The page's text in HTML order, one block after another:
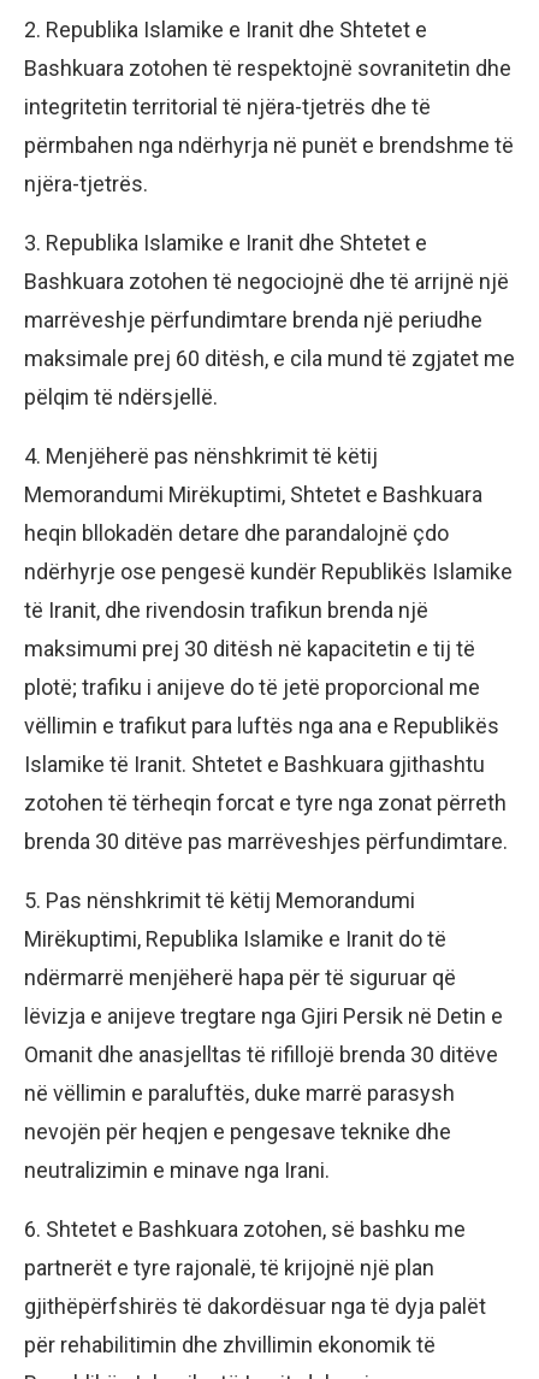
2. Republika Islamike e Iranit dhe Shtetet e
Bashkuara zotohen të respektojnë sovranitetin dhe
integritetin territorial të njëra-tjetrës dhe të
përmbahen nga ndërhyrja në punët e brendshme të
njëra-tjetrës.
3. Republika Islamike e Iranit dhe Shtetet e
Bashkuara zotohen të negociojnë dhe të arrijnë një
marrëveshje përfundimtare brenda një periudhe
maksimale prej 60 ditësh, e cila mund të zgjatet me
pëlqim të ndërsjellë.
4. Menjëherë pas nënshkrimit të këtij
Memorandumi Mirëkuptimi, Shtetet e Bashkuara
heqin bllokadën detare dhe parandalojnë çdo
ndërhyrje ose pengesë kundër Republikës Islamike
të Iranit, dhe rivendosin trafikun brenda një
maksimumi prej 30 ditësh në kapacitetin e tij të
plotë; trafiku i anijeve do të jetë proporcional me
vëllimin e trafikut para luftës nga ana e Republikës
Islamike të Iranit. Shtetet e Bashkuara gjithashtu
zotohen të tërheqin forcat e tyre nga zonat përreth
brenda 30 ditëve pas marrëveshjes përfundimtare.
5. Pas nënshkrimit të këtij Memorandumi
Mirëkuptimi, Republika Islamike e Iranit do të
ndërmarrë menjëherë hapa për të siguruar që
lëvizja e anijeve tregtare nga Gjiri Persik në Detin e
Omanit dhe anasjelltas të rifillojë brenda 30 ditëve
në vëllimin e paraluftës, duke marrë parasysh
nevojën për heqjen e pengesave teknike dhe
neutralizimin e minave nga Irani.
6. Shtetet e Bashkuara zotohen, së bashku me
partnerët e tyre rajonalë, të krijojnë një plan
gjithëpërfshirës të dakordësuar nga të dyja palët
për rehabilitimin dhe zhvillimin ekonomik të